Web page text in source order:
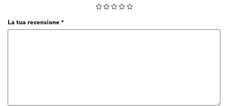
La tua recensione*